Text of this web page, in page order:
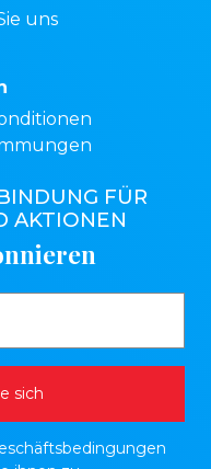
uns
FÜR
AKTIONEN